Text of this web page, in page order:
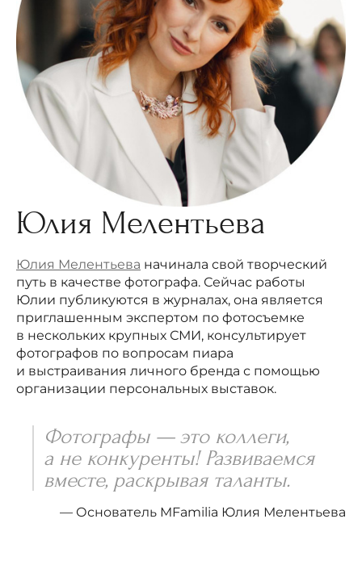
Юлия Мелентьева
Юлия Мелентьева начинала свой творческий
путь в качестве фотографа. Сейчас работы
Юлии публикуются в журналах, она является
приглашенным экспертом по фотосъемке
в нескольких крупных СМИ, консультирует
фотографов по вопросам пиара
и выстраивания личного бренда с помощью
организации персональных выставок.
Фотографы — это коллеги,
а не конкуренты! Развиваемся
вместе, раскрывая таланты.
— Основатель MFamilia Юлия Мелентьева